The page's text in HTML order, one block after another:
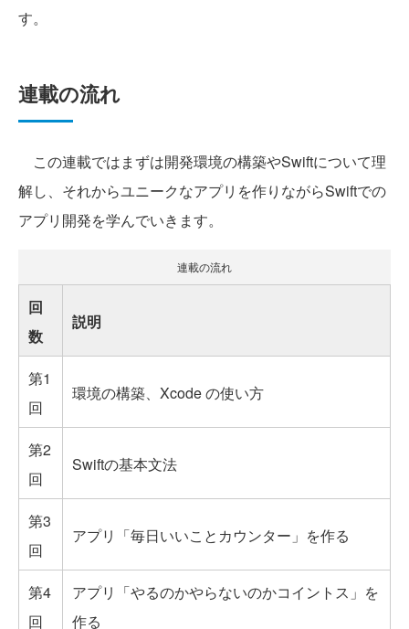
す。
連載の流れ
この連載ではまずは開発環境の構築やSwiftについて理
解し、それからユニークなアプリを作りながらSwiftでの
アプリ開発を学んでいきます。
連載の流れ
回
数
説明
第1
回
環境の構築、Xcode の使い方
第2
回
Swiftの基本文法
第3
回
アプリ「毎日いいことカウンター」を作る
第4
回
アプリ「やるのかやらないのかコイントス」を
作る